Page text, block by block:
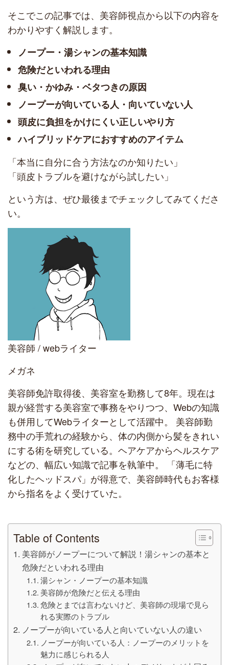
そこでこの記事では、美容師視点から以下の内容を
わかりやすく解説します。
ノープー・湯シャンの基本知識
危険だといわれる理由
臭い・かゆみ・ベタつきの原因
ノープーが向いている人・向いていない人
頭皮に負担をかけにくい正しいやり方
ハイブリッドケアにおすすめのアイテム
「本当に自分に合う方法なのか知りたい」
「頭皮トラブルを避けながら試したい」
という方は、ぜひ最後までチェックしてみてくださ
い。
美容師 / webライター
メガネ
美容師免許取得後、美容室を勤務して8年。現在は
親が経営する美容室で事務をやりつつ、Webの知識
も併用してWebライターとして活躍中。 美容師勤
務中の手荒れの経験から、体の内側から髪をきれい
にする術を研究している。ヘアケアからヘルスケア
などの、幅広い知識で記事を執筆中。 「薄毛に特
化したヘッドスパ」が得意で、美容師時代もお客様
から指名をよく受けていた。
Table of Contents
美容師がノープーについて解説！湯シャンの基本と
危険だといわれる理由
湯シャン・ノープーの基本知識
美容師が危険だと伝える理由
危険とまでは言わないけど、美容師の現場で見ら
れる実際のトラブル
ノープーが向いている人と向いていない人の違い
ノープーが向いている人：ノープーのメリットを
魅力に感じられる人